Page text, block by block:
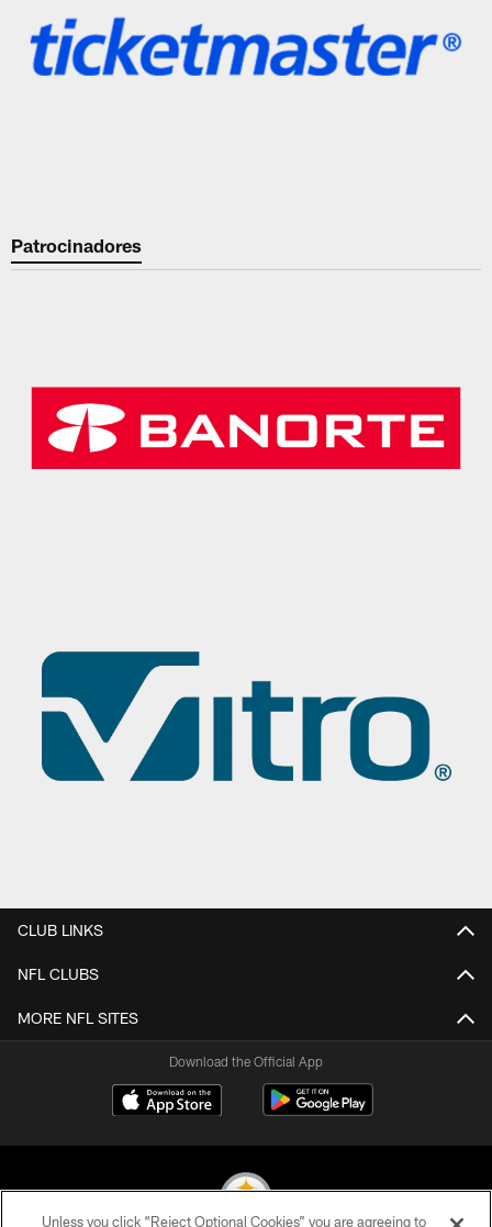
Patrocinadores
CLUB LINKS
NFL CLUBS
MORE NFL SITES
Download the Official App
Unless you click “Reject Optional Cookies” you are agreeing to